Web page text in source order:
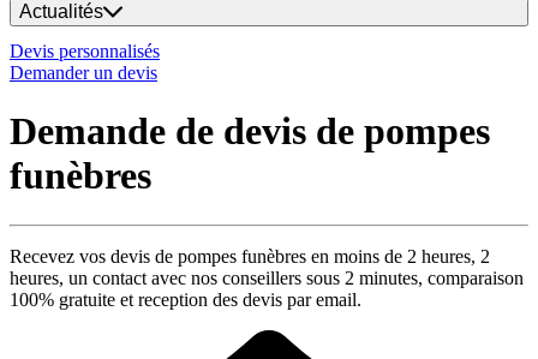
Actualités
Devis personnalisés
Demander un devis
Demande de devis de pompes
funèbres
Recevez vos devis de pompes funèbres en moins de 2 heures, 2
heures, un contact avec nos conseillers sous 2 minutes, comparaison
100% gratuite et reception des devis par email.